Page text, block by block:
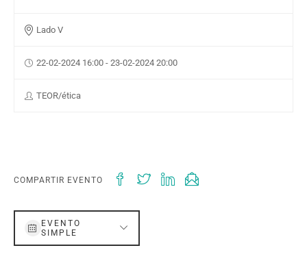
Lado V
22-02-2024 16:00 - 23-02-2024 20:00
TEOR/ética
COMPARTIR EVENTO
EVENTO
SIMPLE